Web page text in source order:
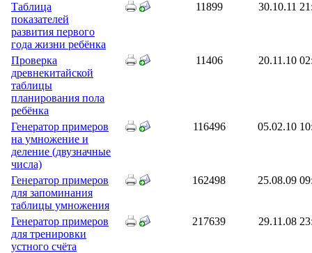
Таблица
показателей
развития первого
года жизни ребёнка
11899 30.10.11
Проверка
древнекитайской
таблицы
планирования пола
ребёнка
11406 20.11.10
Генератор примеров
на умножение и
деление (двузначные
числа)
116496 05.02.10
Генератор примеров
для запоминания
таблицы умножения
162498 25.08.09
Генератор примеров
для тренировки
устного счёта
217639 29.11.08